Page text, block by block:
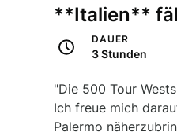
**Italien**
DAUER
3 Stunden
"Die 500 Tour
Ich freue mich
Palermo